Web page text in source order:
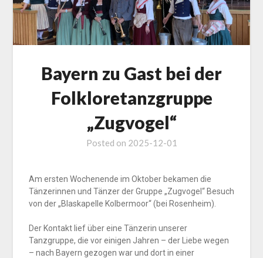
Bayern zu Gast bei der
Folkloretanzgruppe
„Zugvogel“
Posted on 2025-12-01
Am ersten Wochenende im Oktober bekamen die
Tänzerinnen und Tänzer der Gruppe „Zugvogel“ Besuch
von der „Blaskapelle Kolbermoor“ (bei Rosenheim).
Der Kontakt lief über eine Tänzerin unserer
Tanzgruppe, die vor einigen Jahren – der Liebe wegen
– nach Bayern gezogen war und dort in einer